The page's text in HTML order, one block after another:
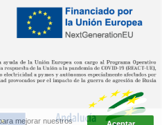
mejorar nuestros